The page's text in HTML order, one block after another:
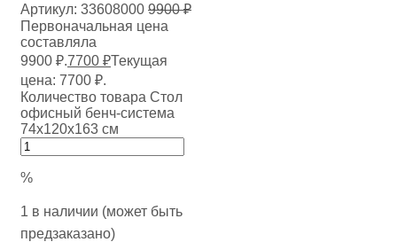
Артикул: 33608000 9900₽
Первоначальная цена
составляла
9900 ₽.7700 ₽Текущая
цена: 7700 ₽.
Количество товара Стол
офисный бенч-система
74х120х163 см
%
1 в наличии (может быть
предзаказано)